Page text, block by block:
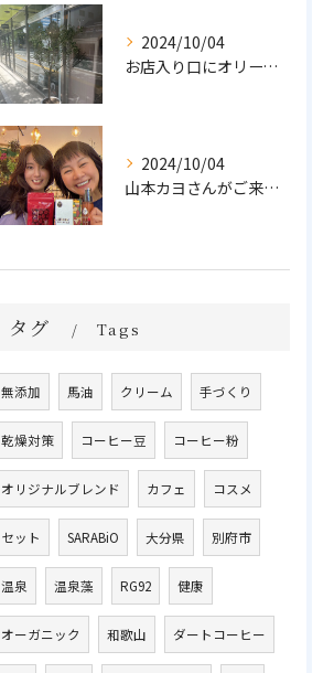
2024/10/04
お店入り口にオリーブの木を置きました🌲
2024/10/04
山本カヨさんがご来店💓
タグ Tags
無添加 馬油 クリーム 手づくり
乾燥対策 コーヒー豆 コーヒー粉
オリジナルブレンド カフェ コスメ
セット SARABiO 大分県 別府市
温泉 温泉藻 RG92 健康
オーガニック 和歌山 ダートコーヒー